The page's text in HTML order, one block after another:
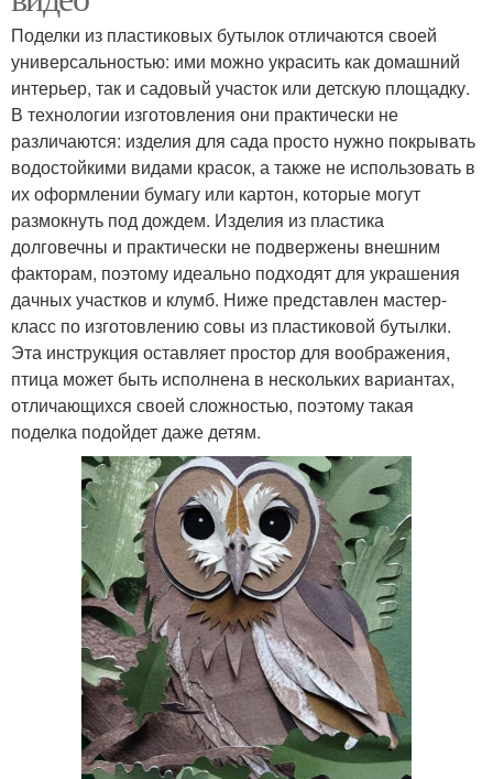
Поделки из пластиковых бутылок отличаются своей
универсальностью: ими можно украсить как домашний
интерьер, так и садовый участок или детскую площадку.
В технологии изготовления они практически не
различаются: изделия для сада просто нужно покрывать
водостойкими видами красок, а также не использовать в
их оформлении бумагу или картон, которые могут
размокнуть под дождем. Изделия из пластика
долговечны и практически не подвержены внешним
факторам, поэтому идеально подходят для украшения
дачных участков и клумб. Ниже представлен мастер-
класс по изготовлению совы из пластиковой бутылки.
Эта инструкция оставляет простор для воображения,
птица может быть исполнена в нескольких вариантах,
отличающихся своей сложностью, поэтому такая
поделка подойдет даже детям.